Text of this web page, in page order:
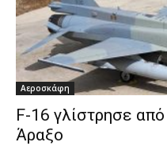
Αεροσκάφη
F-16 γλίστρησε
Άραξο